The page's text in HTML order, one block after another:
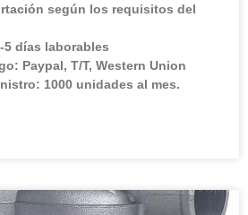
según los requisitos del
5 días laborables
Paypal, T/T, Western Union
1000 unidades al mes.